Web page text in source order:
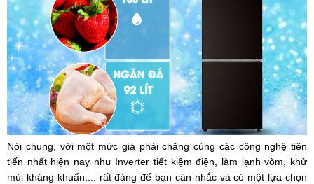
Nói chung, với một mức giá phải chăng cùng các công nghệ tiên
tiến nhất hiện nay như Inverter tiết kiệm điện, làm lạnh vòm, khử
mùi kháng khuẩn,... rất đáng để bạn cân nhắc và có một lựa chọn